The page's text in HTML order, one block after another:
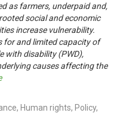
as farmers, underpaid and,
social and economic
increase vulnerability.
for and limited capacity of
with disability (PWD),
causes affecting the
Human rights, Policy,